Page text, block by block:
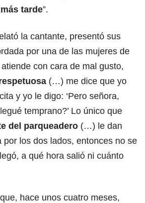
tarde”.
la cantante, presentó sus
por una de las mujeres de
con cara de mal gusto,
(…) me dice que yo
y yo le digo: ‘Pero señora,
temprano?’ Lo único que
del parqueadero (…) le dan
por los dos lados, entonces no se
a qué hora salió ni cuánto
hace unos cuatro meses,